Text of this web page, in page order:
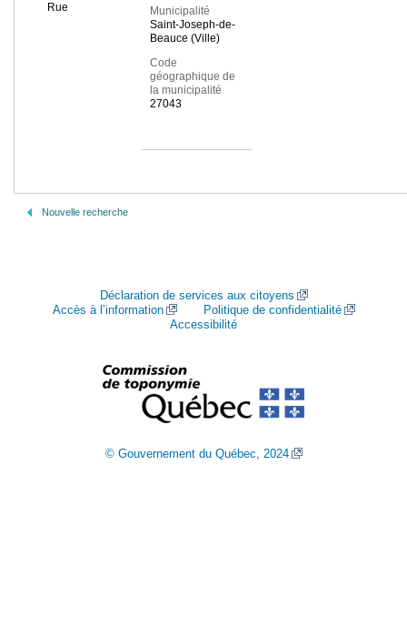
Rue
Municipalité
Saint-Joseph-de-
Beauce (Ville)
Code
géographique de
la municipalité
27043
Nouvelle recherche
Déclaration de services aux citoyens
Accès à l’information
Politique de confidentialité
Accessibilité
© Gouvernement du Québec, 2024